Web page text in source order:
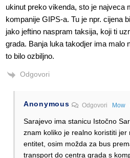
ukinut preko vikenda, sto je najveca
kompanije GIPS-a. Tu je npr. cijena
jako jeftino naspram taksija, koji ti
grada. Banja luka takodjer ima malo
to bilo ozbiljno.
Odgovori
Anonymous Odgovori Mow
Sarajevo ima stanicu Istočno
znam koliko je realno koristiti jer
entitet, osim možda za bus
transport do centra grada s